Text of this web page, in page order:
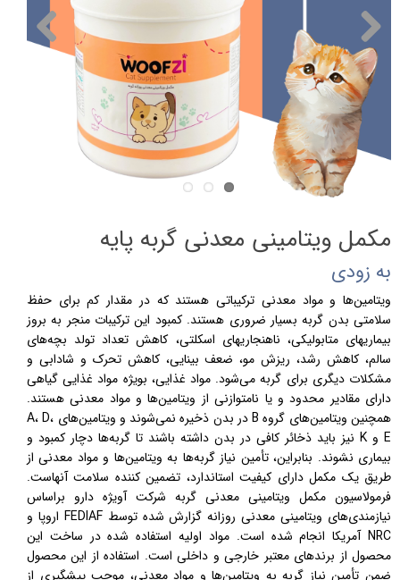
مکمل ویتامینی معدنی گربه پایه
به زودی
ویتامین‌­ها و مواد معدنی ترکیباتی هستند که در مقدار کم برای حفظ
سلامتی بدن گربه بسیار ضروری هستند. کمبود این ترکیبات منجر به بروز
بیماری­های متابولیکی، ناهنجاری­های اسکلتی، کاهش تعداد تولد بچه­‌های
سالم، کاهش رشد، ریزش مو، ضعف بینایی، کاهش تحرک و شادابی و
مشکلات دیگری برای گربه می­‌شود. مواد غذایی، بویژه مواد غذایی گیاهی
دارای مقادیر محدود و یا نامتوازنی از ویتامین­‌ها و مواد معدنی هستند.
همچنین ویتامین‌­های گروه Bدر بدن ذخیره نمی­‌شوند و ویتامین‌­های A،D،
E و K نیز باید ذخائر کافی در بدن داشته باشند تا گربه‌ها دچار کمبود و
بیماری نشوند. بنابراین، تأمین نیاز گربه‌ها به ویتامین‌­ها و مواد معدنی از
طریق یک مکمل دارای کیفیت استاندارد، تضمین کننده سلامت آن­هاست.
فرمولاسیون مکمل ویتامینی معدنی گربه شرکت آویژه دارو براساس
نیازمندی­‌های ویتامینی معدنی روزانه گزارش شده توسطFEDIAF اروپا و
NRC آمریکا انجام شده است. مواد اولیه استفاده شده در ساخت این
محصول از برندهای معتبر خارجی و داخلی است. استفاده از این محصول
ضمن تأمین نیاز گربه به ویتامین­‌ها و مواد معدنی، موجب پیشگیری از